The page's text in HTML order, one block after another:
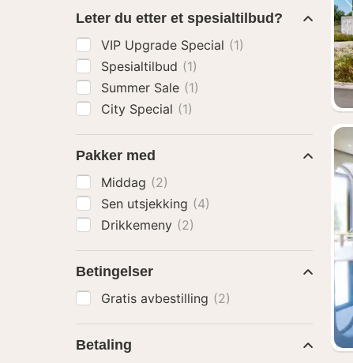
Leter du etter et spesialtilbud?
VIP Upgrade Special (1)
Spesialtilbud (1)
Summer Sale (1)
City Special (1)
Pakker med
Middag (2)
Sen utsjekking (4)
Drikkemeny (2)
Betingelser
Gratis avbestilling (2)
Betaling